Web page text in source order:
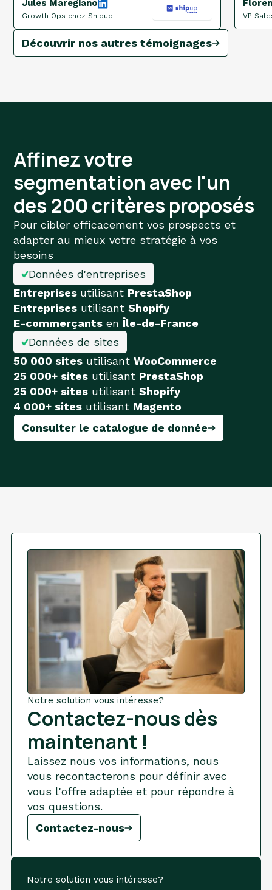
Jules Maregiano
Growth Ops chez Shipup VP
Découvrir nos autres témoignages
Affinez votre
segmentation avec l'un
des 200 critères proposés
Pour cibler efficacement vos prospects et
adapter au mieux votre stratégie à vos
besoins
Données d'entreprises
Entreprises utilisant PrestaShop
Entreprises utilisant Shopify
E-commerçants enÎle-de-France
Données de sites
50 000 sites utilisant WooCommerce
25 000+ sites utilisant PrestaShop
25 000+ sites utilisant Shopify
4 000+ sites utilisant Magento
Consulter le catalogue de donnée
Notre solution vous intéresse?
Contactez-nous dès
maintenant !
Laissez nous vos informations, nous
vous recontacterons pour définir avec
vous l'offre adaptée et pour répondre à
vos questions.
Contactez-nous
Notre solution vous intéresse?